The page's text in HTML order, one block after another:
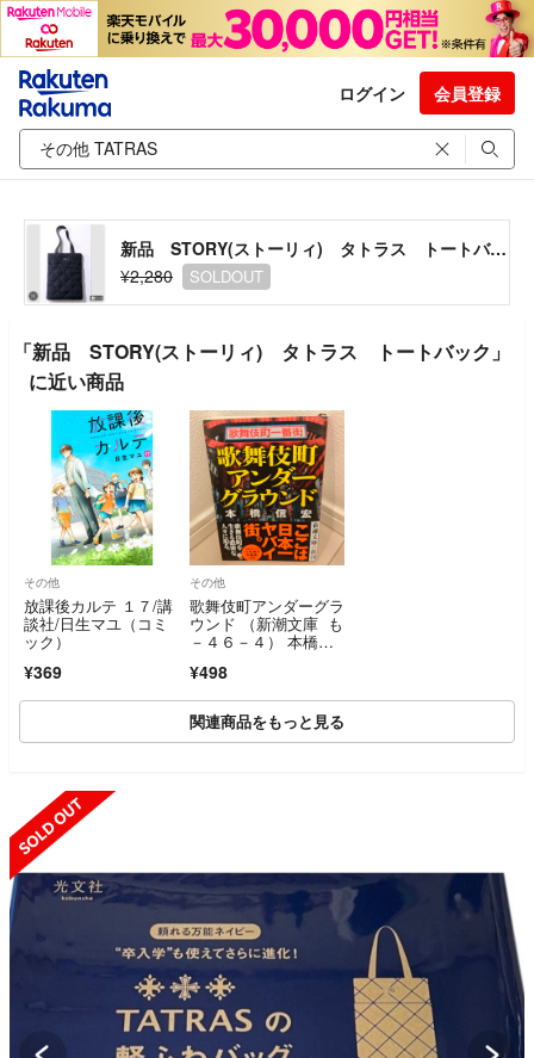
ログイン 会員登録
新品 STORY(ストーリィ) タトラス トートバック
¥2,280
SOLDOUT
「新品 STORY(ストーリィ) タトラス トートバック」
に近い商品
その他
放課後カルテ １７/講
談社/日生マユ（コミ
ック）
¥369
その他
歌舞伎町アンダーグラ
ウンド （新潮文庫 も
－４６－４） 本橋信
¥498
関連商品をもっと見る